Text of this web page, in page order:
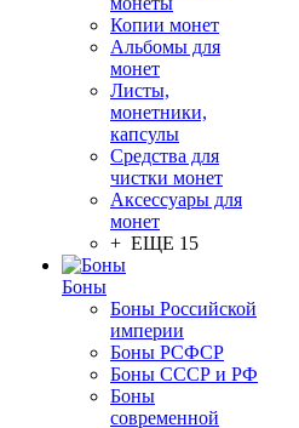
Копии монет
Альбомы для
монет
Листы,
монетники,
капсулы
Средства для
чистки монет
Аксессуары для
монет
+ ЕЩЕ 15
Боны
Боны Российской
империи
Боны РСФСР
Боны СССР и РФ
Боны
современной